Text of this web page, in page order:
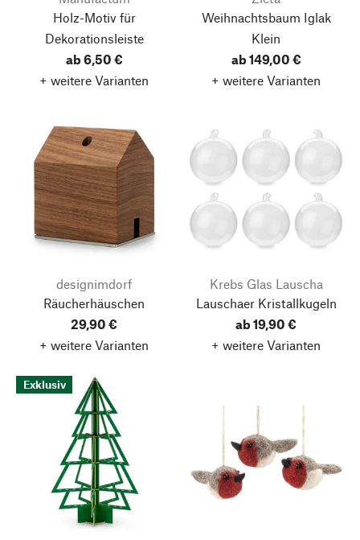
Holz-Motiv für
Dekorationsleiste
ab 6,50 €
+ weitere Varianten
Weihnachtsbaum Iglak
Klein
ab 149,00 €
+ weitere Varianten
designimdorf
Räucherhäuschen
29,90 €
+ weitere Varianten
Krebs Glas Lauscha
Lauschaer Kristallkugeln
ab 19,90 €
+ weitere Varianten
Exklusiv